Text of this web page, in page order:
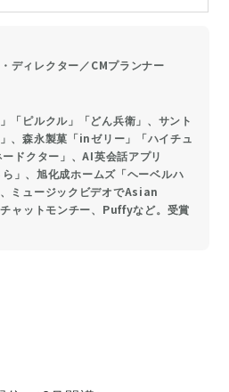
ディレクター／CMプランナー
「ピルクル」「どん兵衛」、サント
、森永製菓「inゼリー」「ハイチュ
ドクター」、AI英会話アプリ
」、旭化成ホームズ「ヘーベルハ
ミュージックビデオでAsian
ットモンチー、Puffyなど。受賞